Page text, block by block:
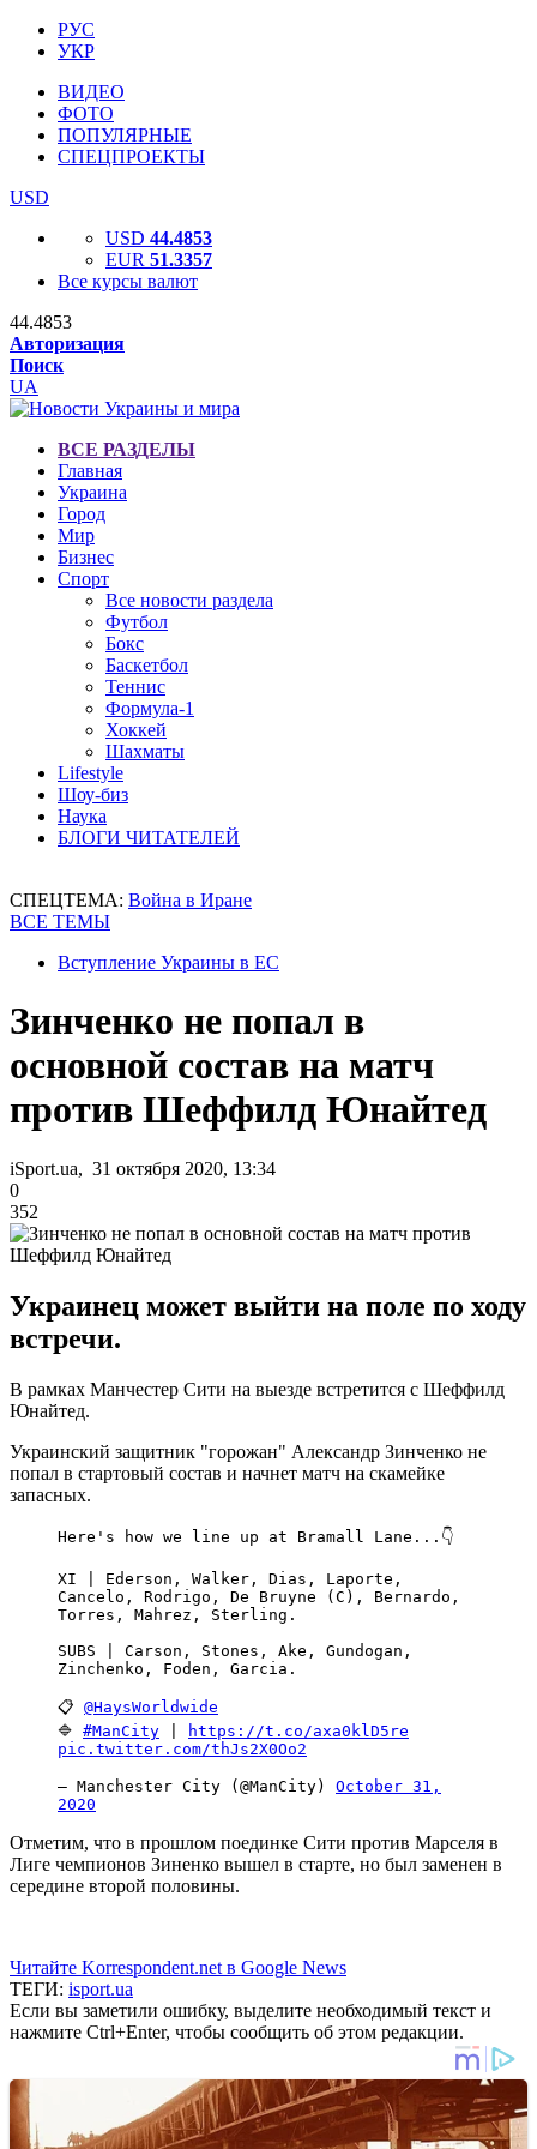
РУС
УКР
ВИДЕО
ФОТО
ПОПУЛЯРНЫЕ
СПЕЦПРОЕКТЫ
USD
USD 44.4853
EUR 51.3357
Все курсы валют
44.4853
Авторизация
Поиск
UA
ВСЕ РАЗДЕЛЫ
Главная
Украина
Город
Мир
Бизнес
Спорт
Все новости раздела
Футбол
Бокс
Баскетбол
Теннис
Формула-1
Хоккей
Шахматы
Lifestyle
Шоу-биз
Наука
БЛОГИ ЧИТАТЕЛЕЙ
СПЕЦТЕМА: Война в Иране
ВСЕ ТЕМЫ
Вступление Украины в ЕС
Зинченко не попал в
основной состав на матч
против Шеффилд Юнайтед
iSport.ua, 31 октября 2020, 13:34
0
352
Украинец может выйти на поле по ходу
встречи.
В рамках Манчестер Сити на выезде встретится с Шеффилд
Юнайтед.
Украинский защитник "горожан" Александр Зинченко не
попал в стартовый состав и начнет матч на скамейке
запасных.
Here's how we line up at Bramall Lane...👇
XI | Ederson, Walker, Dias, Laporte,
Cancelo, Rodrigo, De Bruyne (C), Bernardo,
Torres, Mahrez, Sterling.
SUBS | Carson, Stones, Ake, Gundogan,
Zinchenko, Foden, Garcia.
📋 @HaysWorldwide
🔷 #ManCity
https://t.co/axa0klD5re
pic.twitter.com/thJs2X0Oo2
— Manchester City (@ManCity) October 31,
2020
Отметим, что в прошлом поединке Сити против Марселя в
Лиге чемпионов Зиненко вышел в старте, но был заменен в
середине второй половины.
Читайте Korrespondent.net в Google News
ТЕГИ: isport.ua
Если вы заметили ошибку, выделите необходимый текст и
нажмите Ctrl+Enter, чтобы сообщить об этом редакции.